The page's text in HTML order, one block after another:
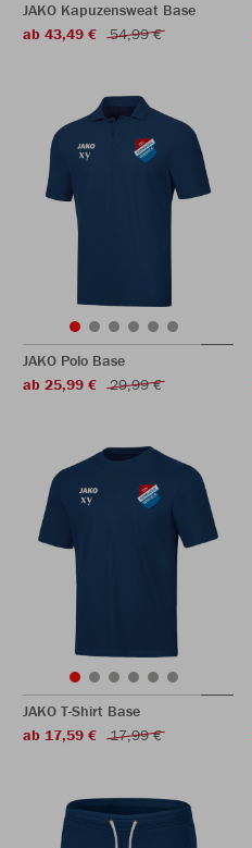
JAKO Kapuzensweat Base
ab 43,49 €
54,99 €
JAKO Polo Base
ab 25,99 €
29,99 €
JAKO T-Shirt Base
ab 17,59 €
17,99 €